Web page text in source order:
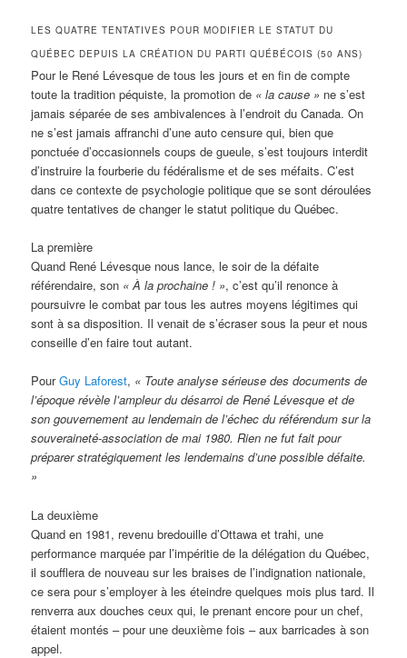
LES QUATRE TENTATIVES POUR MODIFIER LE STATUT DU
QUÉBEC DEPUIS LA CRÉATION DU PARTI QUÉBÉCOIS (50 ANS)
Pour le René Lévesque de tous les jours et en fin de compte
toute la tradition péquiste, la promotion de « la cause » ne s’est
jamais séparée de ses ambivalences à l’endroit du Canada. On
ne s’est jamais affranchi d’une auto censure qui, bien que
ponctuée d’occasionnels coups de gueule, s’est toujours interdit
d’instruire la fourberie du fédéralisme et de ses méfaits. C’est
dans ce contexte de psychologie politique que se sont déroulées
quatre tentatives de changer le statut politique du Québec.
La première
Quand René Lévesque nous lance, le soir de la défaite
référendaire, son « À la prochaine ! », c’est qu’il renonce à
poursuivre le combat par tous les autres moyens légitimes qui
sont à sa disposition. Il venait de s’écraser sous la peur et nous
conseille d’en faire tout autant.
PourGuy Laforest, « Toute analyse sérieuse des documents de
l’époque révèle l’ampleur du désarroi de René Lévesque et de
son gouvernement au lendemain de l’échec du référendum sur la
souveraineté-association de mai 1980. Rien ne fut fait pour
préparer stratégiquement les lendemains d’une possible défaite.
»
La deuxième
Quand en 1981, revenu bredouille d’Ottawa et trahi, une
performance marquée par l’impéritie de la délégation du Québec,
il soufflera de nouveau sur les braises de l’indignation nationale,
ce sera pour s’employer à les éteindre quelques mois plus tard. Il
renverra aux douches ceux qui, le prenant encore pour un chef,
étaient montés – pour une deuxième fois – aux barricades à son
appel.